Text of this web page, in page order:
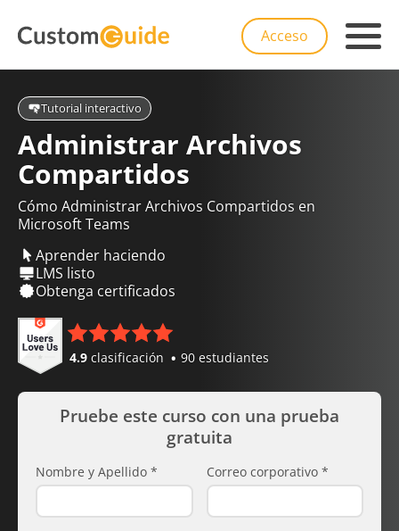
Acceso
Tutorial interactivo
Administrar Archivos
Compartidos
Cómo Administrar Archivos Compartidos en
Microsoft Teams
Aprender haciendo
LMS listo
Obtenga certificados
4.9 clasificación 90 estudiantes
Pruebe este curso con una prueba
gratuita
Nombre y Apellido * Correo corporativo *